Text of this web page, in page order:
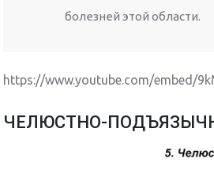
болезней этой области.
https://www.youtube.com/embed/
ЧЕЛЮСТНО-